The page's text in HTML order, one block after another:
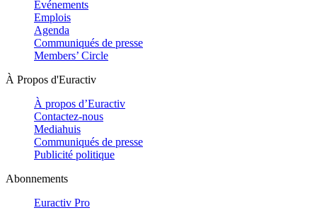
Evénements
Emplois
Agenda
Communiqués de presse
Members’ Circle
À Propos d'Euractiv
À propos d’Euractiv
Contactez-nous
Mediahuis
Communiqués de presse
Publicité politique
Abonnements
Euractiv Pro